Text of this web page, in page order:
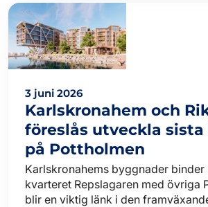
3 juni 2026
Karlskronahem och
föreslås utveckla
på Pottholmen
Karlskronahems byggnader binder
kvarteret Repslagaren med övriga
blir en viktig länk i den